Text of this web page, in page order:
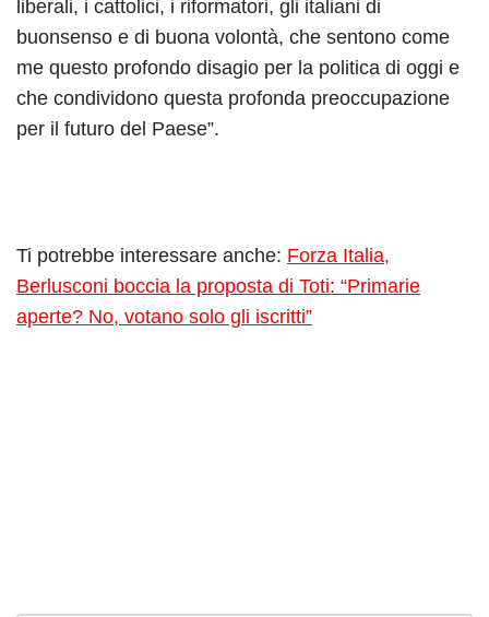
liberali, i cattolici, i riformatori, gli italiani di
buonsenso e di buona volontà, che sentono come
me questo profondo disagio per la politica di oggi e
che condividono questa profonda preoccupazione
per il futuro del Paese”.
Ti potrebbe interessare anche: Forza Italia,
Berlusconi boccia la proposta di Toti: “Primarie
aperte? No, votano solo gli iscritti”